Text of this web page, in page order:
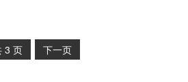
3 页 下一页